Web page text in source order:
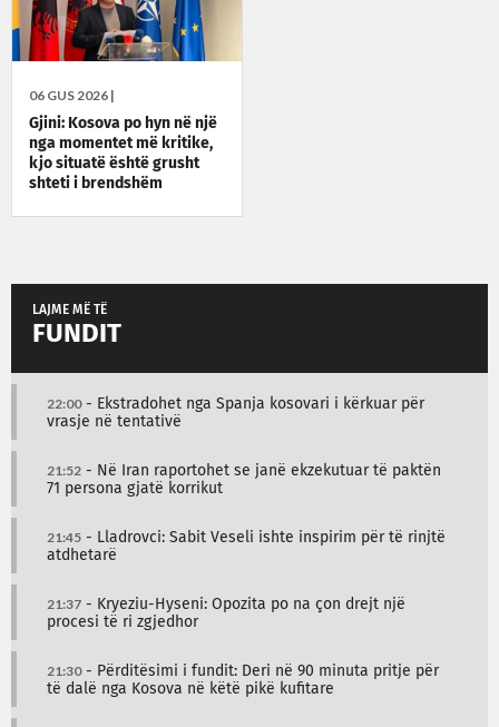
06 GUS 2026 |
Gjini: Kosova po hyn në një
nga momentet më kritike,
kjo situatë është grusht
shteti i brendshëm
LAJME MË TË
FUNDIT
22:00- Ekstradohet nga Spanja kosovari i kërkuar për
vrasje në tentativë
21:52 - Në Iran raportohet se janë ekzekutuar të paktën
71 persona gjatë korrikut
21:45 - Lladrovci: Sabit Veseli ishte inspirim për të rinjtë
atdhetarë
21:37 - Kryeziu-Hyseni: Opozita po na çon drejt një
procesi të ri zgjedhor
21:30- Përditësimi i fundit: Deri në 90 minuta pritje për
të dalë nga Kosova në këtë pikë kufitare